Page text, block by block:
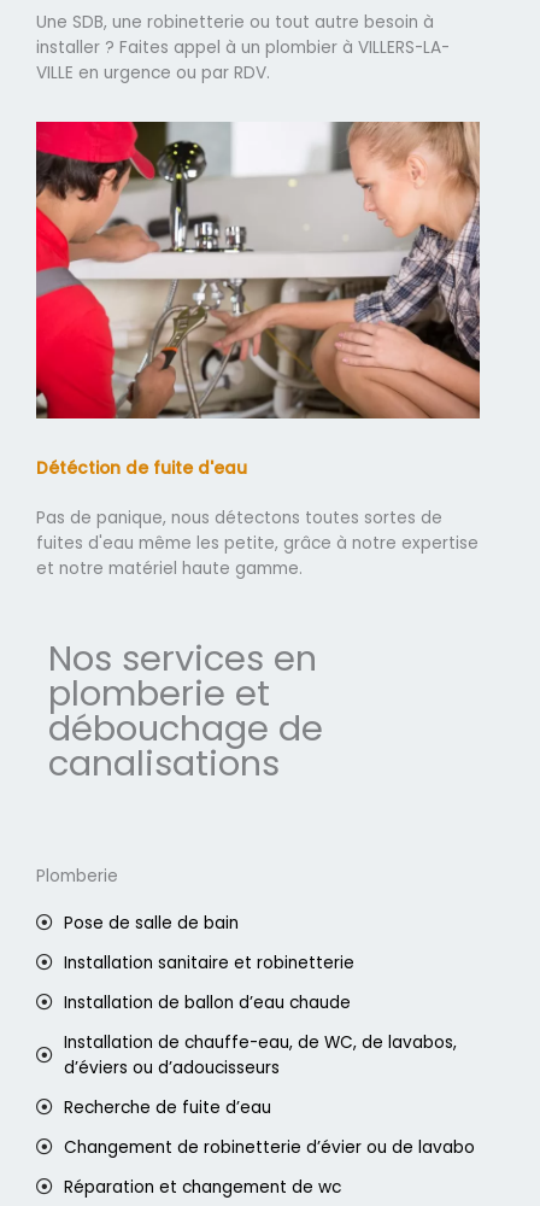
Une SDB, une robinetterie ou tout autre besoin à
installer ? Faites appel à un plombier à VILLERS-LA-
VILLE en urgence ou par RDV.
Détéction de fuite d'eau
Pas de panique, nous détectons toutes sortes de
fuites d'eau même les petite, grâce à notre expertise
et notre matériel haute gamme.
Nos services en
plomberie et
débouchage de
canalisations
Plomberie
Pose de salle de bain
Installation sanitaire et robinetterie
Installation de ballon d’eau chaude
Installation de chauffe-eau, de WC, de lavabos,
d’éviers ou d’adoucisseurs
Recherche de fuite d’eau
Changement de robinetterie d’évier ou de lavabo
Réparation et changement de wc